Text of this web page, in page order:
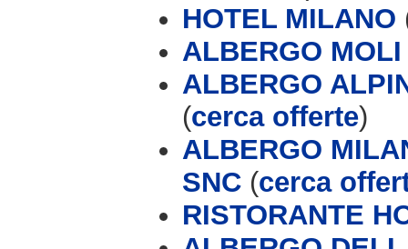
HOTEL MILANO
ALBERGO
ALBERGO
(cerca offerte)
ALBERGO
SNC (cerca
RISTORANTE